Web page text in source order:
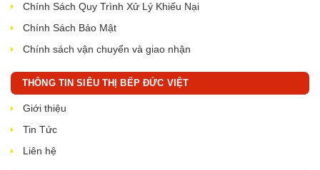
Chính Sách Quy Trình Xử Lý Khiếu Nại
Chính Sách Bảo Mật
Chính sách vận chuyển và giao nhận
THÔNG TIN SIÊU THỊ BẾP ĐỨC VIỆT
Giới thiệu
Tin Tức
Liên hệ